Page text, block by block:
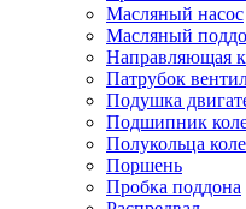
Масляный насос
Масляный
Направляющая
Патрубок
Подушка
Подшипник
Полукольца
Поршень
Пробка поддона